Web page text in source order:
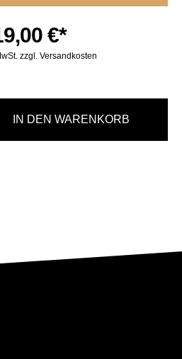
€*
zzgl. Versandkosten
IN DEN WARENKORB